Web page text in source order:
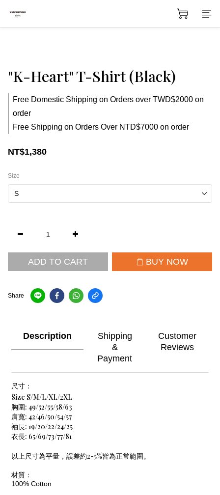
"K-Heart" T-Shirt (Black)
Free Domestic Shipping on Orders over TWD$2000 on
order
Free Shipping on Orders Over NTD$7000 on order
NT$1,380
Size
ADD TO CART BUY NOW
Share
Description
Shipping
&
Payment
Customer
Reviews
尺寸：
Size S/M/L/XL/2XL
胸圍: 49/52/55/58/63
肩寬: 42/46/50/54/57
袖長: 19/20/22/24/25
衣長: 65/69/73/77/81
以上尺寸為平量，誤差約2-5%皆為正常範圍。
材質：
100% Cotton